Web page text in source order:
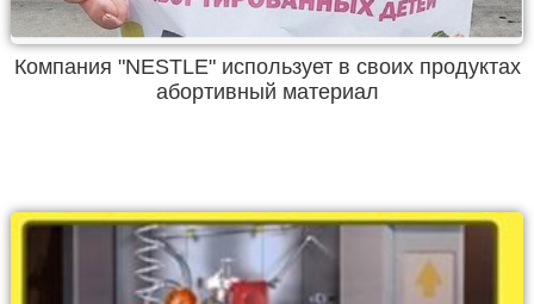
Компания "NESTLE" использует в своих продуктах
абортивный материал